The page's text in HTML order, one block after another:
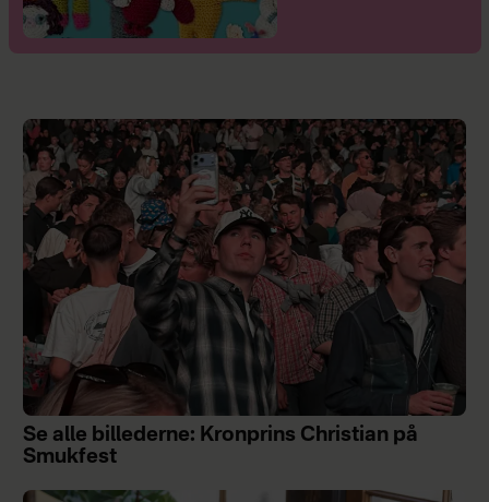
Se alle billederne: Kronprins Christian på
Smukfest